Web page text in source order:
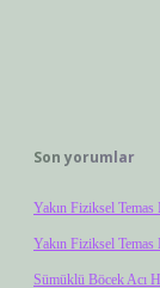
Son yorumlar
Yakın Fiziksel Temas
Yakın Fiziksel Temas
Sümüklü Böcek Acı